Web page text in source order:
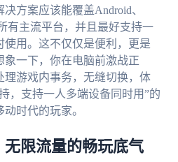
方案应该能覆盖Android、
有主流平台，并且最好支持一
用。这不仅仅是便利，更是
一下，你在电脑前激战正
理游戏内事务，无缝切换，体
，支持一人多端设备同时用”的
时代的玩家。
限流量的畅玩底气